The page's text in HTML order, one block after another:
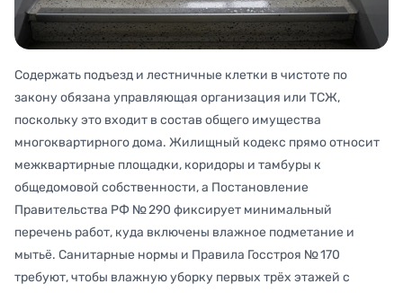
Содержать подъезд и лестничные клетки в чистоте по
закону обязана управляющая организация или ТСЖ,
поскольку это входит в состав общего имущества
многоквартирного дома. Жилищный кодекс прямо относит
межквартирные площадки, коридоры и тамбуры к
общедомовой собственности, а Постановление
Правительства РФ № 290 фиксирует минимальный
перечень работ, куда включены влажное подметание и
мытьё. Санитарные нормы и Правила Госстроя № 170
требуют, чтобы влажную уборку первых трёх этажей с